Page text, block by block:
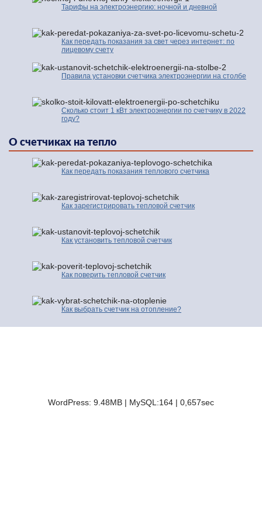
Тарифы на электроэнергию: ночной и дневной
Как передать показания за свет через интернет: по
лицевому счету
Правила установки счетчика электроэнергии на столбе
Сколько стоит 1 кВт электроэнергии по счетчику в 2022
году?
О счетчиках на тепло
Как передать показания теплового счетчика
Как зарегистрировать тепловой счетчик
Как установить тепловой счетчик
Как поверить тепловой счетчик
Как выбрать счетчик на отопление?
WordPress: 9.48MB | MySQL:164 | 0,657sec